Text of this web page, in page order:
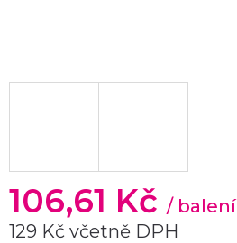
106,61 Kč / balení
129 Kč včetně DPH